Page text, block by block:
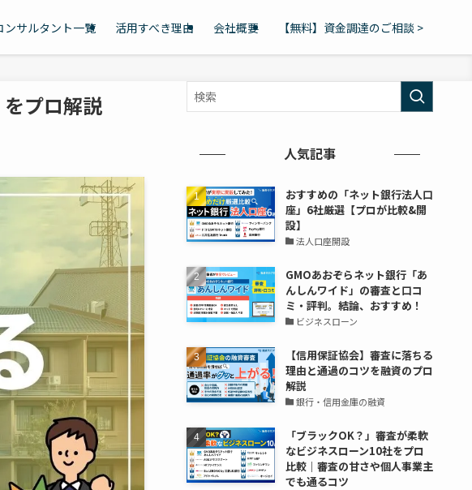
ンサルタント一覧 活用すべき理由 会社概要 【無料】資金調達のご相談 >
プロ解説
人気記事
おすすめの「ネット銀行法人口
座」6社厳選【プロが比較&開
設】
法人口座開設
GMOあおぞらネット銀行「あ
んしんワイド」の審査と口コ
ミ・評判。結論、おすすめ！
ビジネスローン
【信用保証協会】審査に落ちる
理由と通過のコツを融資のプロ
解説
銀行・信用金庫の融資
「ブラックOK？」審査が柔軟
なビジネスローン10社をプロ
比較｜審査の甘さや個人事業主
でも通るコツ